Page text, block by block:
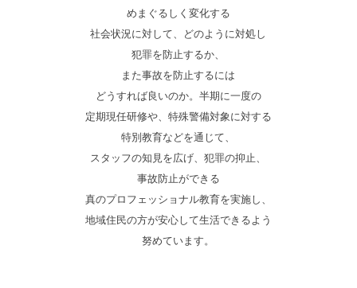
めまぐるしく変化する
社会状況に対して、 どのように対処し
犯罪を防止するか、
また事故を防止するには
どうすれば良いのか。 半期に一度の
定期現任研修や、 特殊警備対象に対する
特別教育などを通じて、
スタッフの知見を広げ、犯罪の抑止、
事故防止ができる
真のプロフェッショナル教育を実施し、
地域住民の方が安心して生活できるよう
努めています。